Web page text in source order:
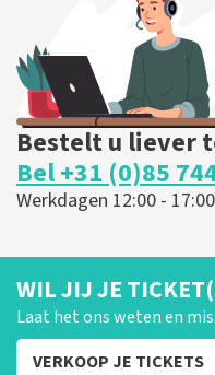
Bestelt u liever
Bel +31 (0)85
Werkdagen 12:00 -
WIL JIJ JE
Laat het ons weten en
VERKOOP JE TICKETS